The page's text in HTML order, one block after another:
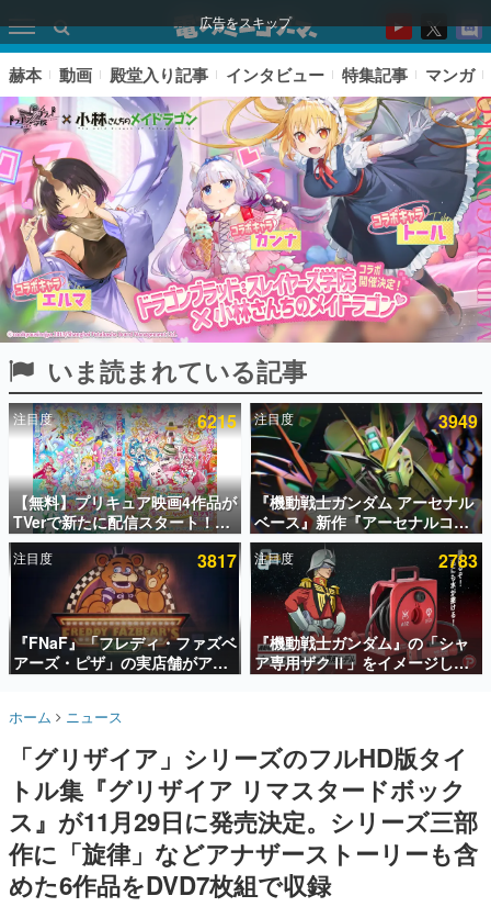
広告をスキップ
ピックアップ
電ファミのいま読まれている記事ランキング
アプリセール情報
インタビュー
連載・特集一覧
殿堂入り記事
SNS拡散数が数千以上！ ページビュー数万以上！ などな
ど。多くの人々に読まれた、電ファミ渾身の“殿堂入り”記
事をまとめました。
名作ゲームクリエイターの方々に製作時のエピソードをお
きます。
赫本
この物語を解いてはいけない。『赫本』は、〈試験問題〉
の形をした短編ホラー小説集です。
新世代に訊く
これからのデジタルゲーム市場を担う若きクリエイター達
赫本 動画 殿堂入り記事 インタビュー 特集記事 マンガ
いま読まれている記事
注目度 6215
【無料】プリキュア映画4作品が
TVerで新たに配信スタート！な
んと2018年～2024年の映画ほぼ
すべてが見放題に、ぶっちゃけ
ありえないラインナップ
注目度 3949
『機動戦士ガンダム アーセナル
ベース』新作『アーセナルコマ
ンダー』発表！8月28日からオ
ープンベータテスト開催、2027
年2月下旬に稼働予定
注目度 3817
『FNaF』「フレディ・ファズベ
アーズ・ピザ」の実店舗がアメ
リカの商業施設「American
ScottGamesとの共同開発、食
没入型のホラー体験も楽しめる
注目度 2783
『機動戦士ガンダム』の「シャ
ア専用ザクⅡ」をイメージした
散水ホースリールが予約開始。
ホーム ニュース
「グリザイア」シリーズのフルHD版タイ
トル集『グリザイア リマスタードボック
ス』が11月29日に発売決定。シリーズ三部
作に「旋律」などアナザーストーリーも含
めた6作品をDVD7枚組で収録